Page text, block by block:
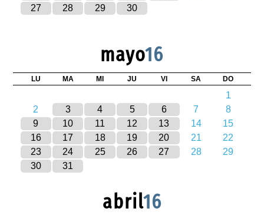
27
28 29 30
mayo16
LU MA MI JU VI SA DO
1
2
3 4 5 6 7
8
9
10 11 12 13 14
15
16
17 18 19 20 21
22
23
24 25 26 27 28
29
30
31
abril16